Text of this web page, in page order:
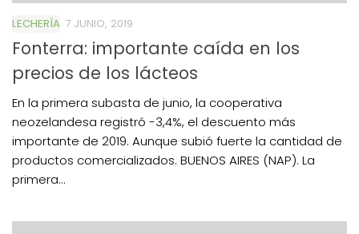
LECHERÍA 7 JUNIO, 2019
Fonterra: importante caída en los
precios de los lácteos
En la primera subasta de junio, la cooperativa
neozelandesa registró -3,4%, el descuento más
importante de 2019. Aunque subió fuerte la cantidad de
productos comercializados. BUENOS AIRES (NAP). La
primera...